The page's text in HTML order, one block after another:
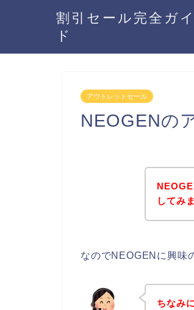
割引セール完全ガイ
ド
アウトレットセール
NEOGENの
してみ
なのでNEOGENに興味
ちなみ